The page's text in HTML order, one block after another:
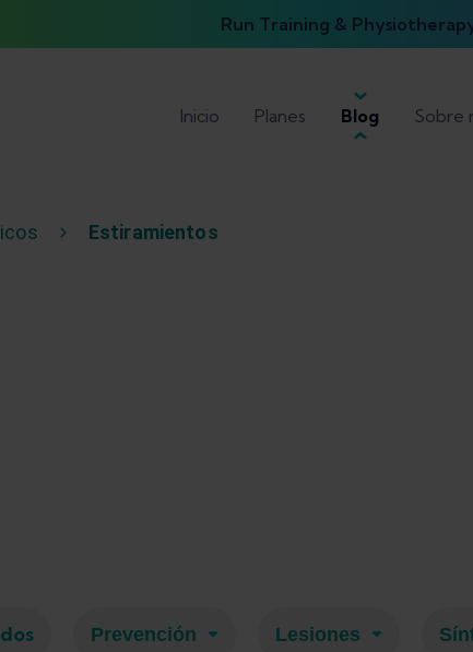
Run Training &
Inicio Planes Blog Sobre
Estiramientos
Prevención Lesiones